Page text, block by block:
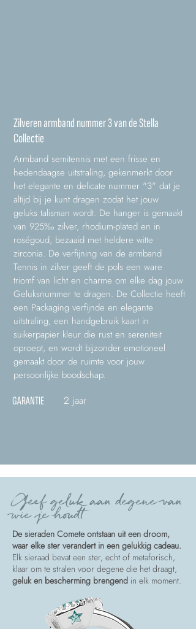
Zilveren armband nummer 3 van de Stella
Collectie
Armband semitennis met een frisse en
hedendaagse uitstraling, gekenmerkt door
het elegante en delicate nummer "3" dat je
altijd bij je kunt dragen zodat het jouw
geluks talisman wordt. De hanger is gemaakt
van 925‰ zilver, rhodium-plated en in
roségoud, bezaaid met heldere witte
zirconia. De verfijning van de armband
Tennis in zilver geeft de pols een ware
triomf van licht en charme om elke dag jouw
Geluksnummer te dragen. De Collectie heeft
een Packaging verfijnde en elegante
uitstraling, een handgebruik kaart in
suikerpapier kleur die rust en sereniteit
oproept, en wordt bijzonder emotioneel
gemaakt door de ruimte voor jouw
persoonlijke boodschap.
GARANTIE 2 jaar
Geef geluk aan degene van
wie je houdt
De sieraden Comete ontstaan uit een droom,
waar elke ster verandert in een gelukkig cadeau.
Elk sieraad bevat een ster, echt of metaforisch,
klaar om te stralen voor degene die het draagt,
geluk en bescherming brengend in elk moment.